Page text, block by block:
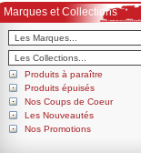
Marques et Collections
Produits à paraître
Produits épuisés
Nos Coups de Coeur
Les Nouveautés
Nos Promotions